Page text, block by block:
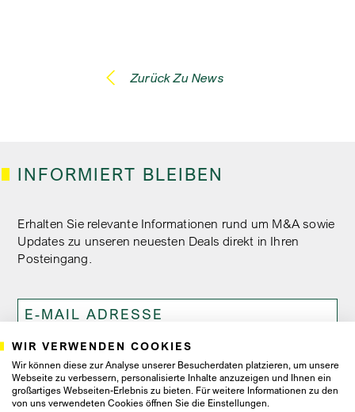
Zurück Zu News
INFORMIERT BLEIBEN
Erhalten Sie relevante Informationen rund um M&A sowie
Updates zu unseren neuesten Deals direkt in Ihren
Posteingang.
Ich bin damit einverstanden, dass Proventis Partners mir
Newsletter und Marketingschreiben zusendet, und
verstehe, dass ich dieses Einverständnis jederzeit
widerrufen kann.
WIR VERWENDEN COOKIES
Wir können diese zur Analyse unserer Besucherdaten platzieren, um unsere
Webseite zu verbessern, personalisierte Inhalte anzuzeigen und Ihnen ein
großartiges Webseiten-Erlebnis zu bieten. Für weitere Informationen zu den
von uns verwendeten Cookies öffnen Sie die Einstellungen.